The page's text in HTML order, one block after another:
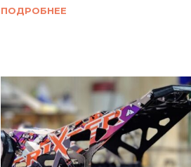
ПОДРОБНЕЕ